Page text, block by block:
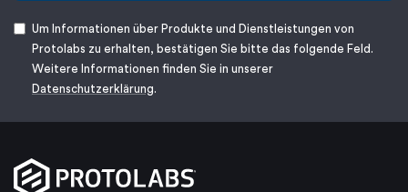
Um Informationen über Produkte und Dienstleistungen von
Protolabs zu erhalten, bestätigen Sie bitte das folgende Feld.
Weitere Informationen finden Sie in unserer
Datenschutzerklärung.